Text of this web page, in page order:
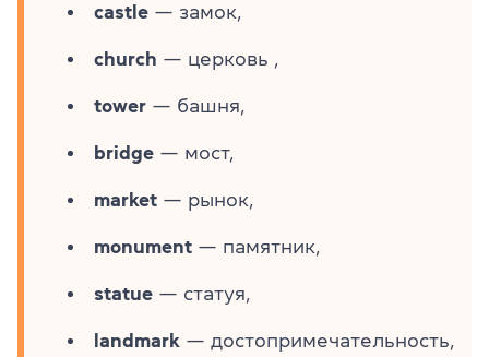
castle — замок,
church — церковь ,
tower — башня,
bridge — мост,
market — рынок,
monument — памятник,
statue — статуя,
landmark — достопримечательность,